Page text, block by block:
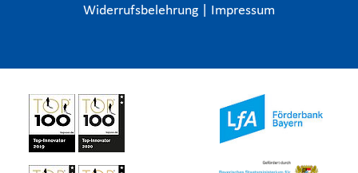
Widerrufsbelehrung
Impressum